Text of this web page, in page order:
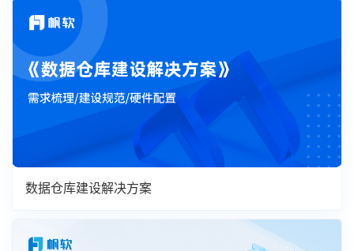
数据仓库建设解决方案